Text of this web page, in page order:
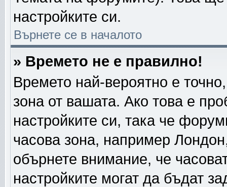
настройките си.
Върнете се в началото
» Времето не е правилно!
Времето най-вероятно е
зона от вашата. Ако това е
настройките си, така че
часова зона, например
обърнете внимание, че
настройките могат да бъдат